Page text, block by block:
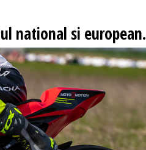
national si european.